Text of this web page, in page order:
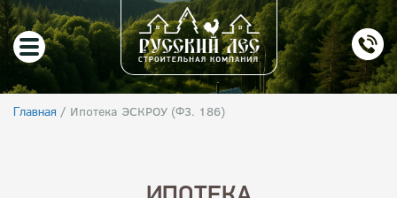
Главная / Ипотека ЭСКРОУ (Ф3. 186)